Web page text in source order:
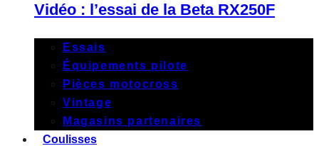
Vidéo : l’essai de la Beta RX250F
Essais
Équipements pilote
Pièces motocross
Vintage
Magasins partenaires
Coulisses